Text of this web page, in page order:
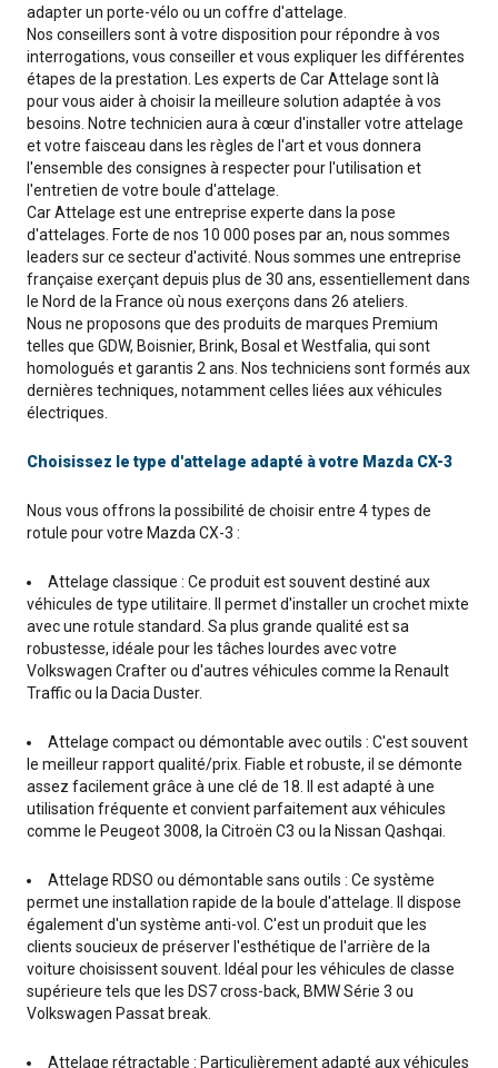
adapter un porte-vélo ou un coffre d'attelage.
Nos conseillers sont à votre disposition pour répondre à vos
interrogations, vous conseiller et vous expliquer les différentes
étapes de la prestation. Les experts de Car Attelage sont là
pour vous aider à choisir la meilleure solution adaptée à vos
besoins. Notre technicien aura à cœur d'installer votre attelage
et votre faisceau dans les règles de l'art et vous donnera
l'ensemble des consignes à respecter pour l'utilisation et
l'entretien de votre boule d'attelage.
Car Attelage est une entreprise experte dans la pose
d'attelages. Forte de nos 10 000 poses par an, nous sommes
leaders sur ce secteur d'activité. Nous sommes une entreprise
française exerçant depuis plus de 30 ans, essentiellement dans
le Nord de la France où nous exerçons dans 26 ateliers.
Nous ne proposons que des produits de marques Premium
telles que GDW, Boisnier, Brink, Bosal et Westfalia, qui sont
homologués et garantis 2 ans. Nos techniciens sont formés aux
dernières techniques, notamment celles liées aux véhicules
électriques.
Choisissez le type d'attelage adapté à votre Mazda CX-3
Nous vous offrons la possibilité de choisir entre 4 types de
rotule pour votre Mazda CX-3 :
Attelage classique : Ce produit est souvent destiné aux
véhicules de type utilitaire. Il permet d'installer un crochet mixte
avec une rotule standard. Sa plus grande qualité est sa
robustesse, idéale pour les tâches lourdes avec votre
Volkswagen Crafter ou d'autres véhicules comme la Renault
Traffic ou la Dacia Duster.
Attelage compact ou démontable avec outils : C'est souvent
le meilleur rapport qualité/prix. Fiable et robuste, il se démonte
assez facilement grâce à une clé de 18. Il est adapté à une
utilisation fréquente et convient parfaitement aux véhicules
comme le Peugeot 3008, la Citroën C3 ou la Nissan Qashqai.
Attelage RDSO ou démontable sans outils : Ce système
permet une installation rapide de la boule d'attelage. Il dispose
également d'un système anti-vol. C'est un produit que les
clients soucieux de préserver l'esthétique de l'arrière de la
voiture choisissent souvent. Idéal pour les véhicules de classe
supérieure tels que les DS7 cross-back, BMW Série 3 ou
Volkswagen Passat break.
Attelage rétractable : Particulièrement adapté aux véhicules